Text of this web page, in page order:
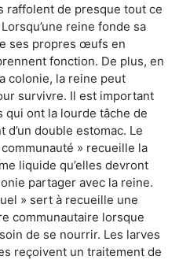
raffolent de presque tout ce
reine fonde sa
ses propres œufs en
fonction. De plus, en
colonie, la reine peut
survivre. Il est important
ont la lourde tâche de
double estomac. Le
» recueille la
liquide qu’elles devront
partager avec la reine.
» sert à recueille une
communautaire lorsque
de se nourrir. Les larves
reçoivent un traitement de